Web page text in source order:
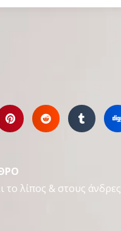
το λίπος & στους άνδρες